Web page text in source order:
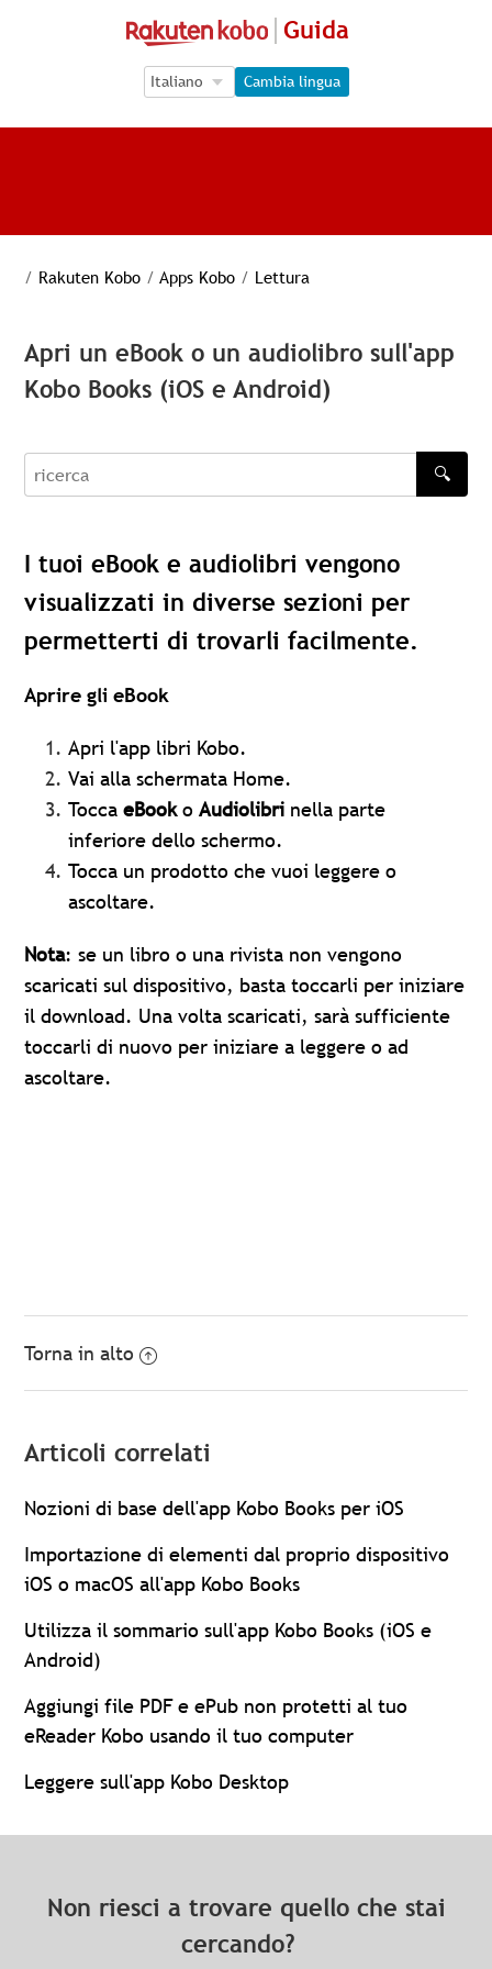
Guida
Language Selection
Language Selection
Cambia lingua
/ Rakuten Kobo / Apps Kobo / Lettura
Apri un eBook o un audiolibro sull'app
Kobo Books (iOS e Android)
recherche
🔍
I tuoi eBook e audiolibri vengono
visualizzati in diverse sezioni per
permetterti di trovarli facilmente.
Aprire gli eBook
Apri l'app libri Kobo.
Vai alla schermata Home.
ToccaeBookoAudiolibri nella parte
inferiore dello schermo.
Tocca un prodotto che vuoi leggere o
ascoltare.
Nota: se un libro o una rivista non vengono
scaricati sul dispositivo, basta toccarli per iniziare
il download. Una volta scaricati, sarà sufficiente
toccarli di nuovo per iniziare a leggere o ad
ascoltare.
Torna in alto
Articoli correlati
Nozioni di base dell'app Kobo Books per iOS
Importazione di elementi dal proprio dispositivo
iOS o macOS all'app Kobo Books
Utilizza il sommario sull'app Kobo Books (iOS e
Android)
Aggiungi file PDF e ePub non protetti al tuo
eReader Kobo usando il tuo computer
Leggere sull'app Kobo Desktop
Non riesci a trovare quello che stai
cercando?